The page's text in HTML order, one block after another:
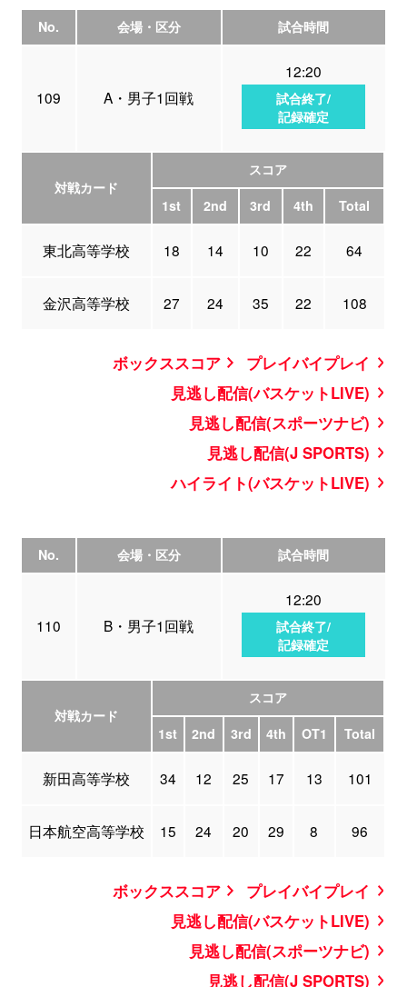
No. 会場・区分 試合時間
109 A・男子1回戦
12:20
試合終了/
記録確定
対戦カード
スコア
1st
2nd 3rd 4th Total
東北高等学校 18 14 10 22 64
金沢高等学校 27 24 35 22 108
ボックススコア
プレイバイプレイ
見逃し配信(バスケットLIVE)
見逃し配信(スポーツナビ)
見逃し配信(J SPORTS)
ハイライト(バスケットLIVE)
No. 会場・区分 試合時間
110 B・男子1回戦
12:20
試合終了/
記録確定
対戦カード
スコア
1st
2nd 3rd 4th OT1 Total
新田高等学校 34 12 25 17 13 101
日本航空高等学校 15 24 20 29 8 96
ボックススコア
プレイバイプレイ
見逃し配信(バスケットLIVE)
見逃し配信(スポーツナビ)
見逃し配信(J SPORTS)